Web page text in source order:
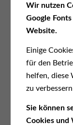
justo duo
gubergren,
ipsum dolor
consetetur
eirmod
aliquyam
accusam et
Lorem ipsum
Wir nutzen
Google
Website.
Einige
für den
helfen, diese
zu
Sie können
Cookies und